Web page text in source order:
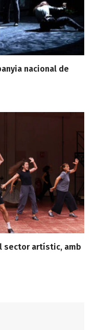
nacional de
sector artístic, amb